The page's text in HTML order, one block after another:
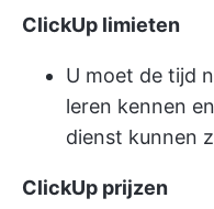
ClickUp limieten
U moet de tijd
leren kennen
dienst kunnen
ClickUp prijzen